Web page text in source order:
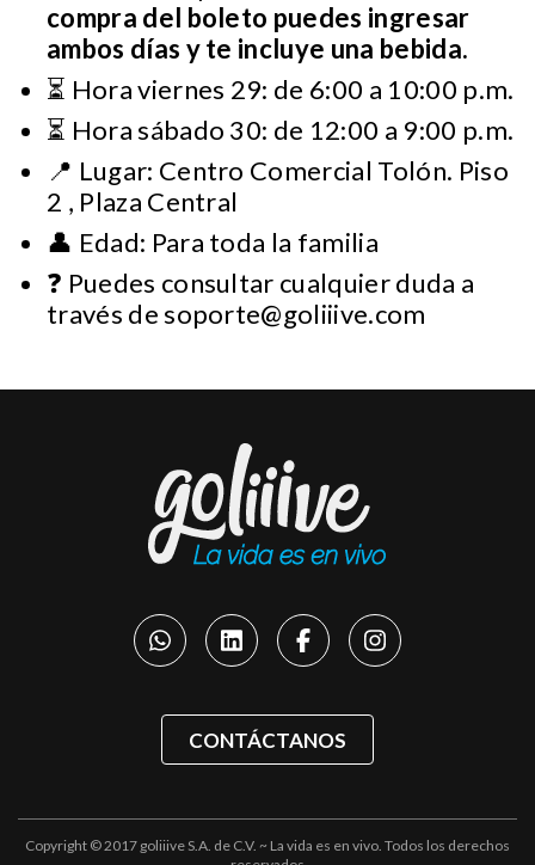
compra del boleto puedes ingresar
ambos días y te incluye una bebida.
⏳ Hora viernes 29: de 6:00 a 10:00 p.m.
⏳ Hora sábado 30: de 12:00 a 9:00 p.m.
📍 Lugar: Centro Comercial Tolón. Piso
2 , Plaza Central
👤 Edad: Para toda la familia
❓ Puedes consultar cualquier duda a
través desoporte@goliiive.com
CONTÁCTANOS
Copyright © 2017 goliiive S.A. de C.V. ~ La vida es en vivo. Todos los derechos